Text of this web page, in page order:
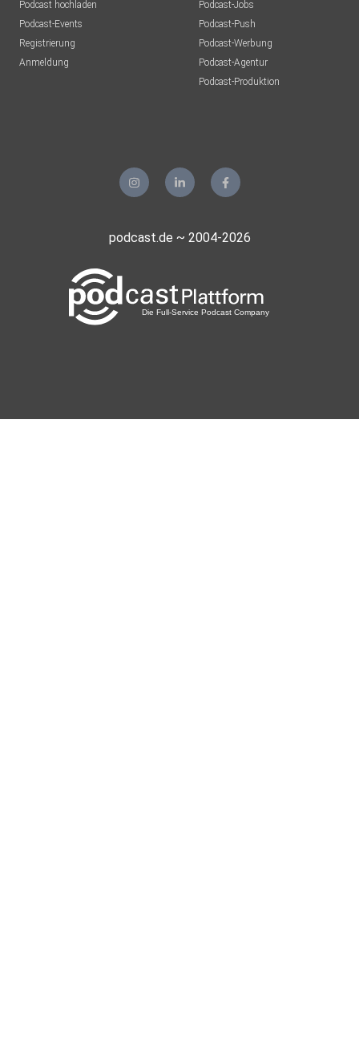
Podcast hochladen
Podcast-Events
Registrierung
Anmeldung
Podcast-Jobs
Podcast-Push
Podcast-Werbung
Podcast-Agentur
Podcast-Produktion
podcast.de ~ 2004-2026